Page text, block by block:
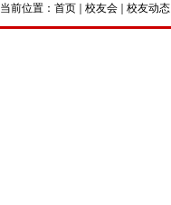
当前位置： 首页 校友会 校友动态